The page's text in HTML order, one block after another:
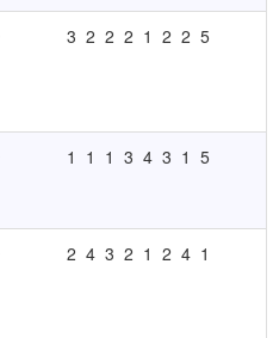
3 2 2 2 1 2 2 5
1 1 1 3 4 3 1 5
2 4 3 2 1 2 4 1